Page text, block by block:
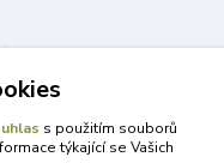
s použitím souborů
týkající se Vašich